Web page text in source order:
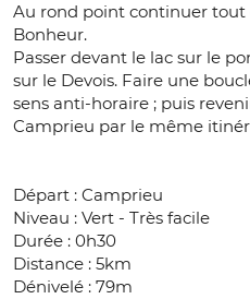
Au rond point continuer
Bonheur.
Passer devant le lac sur le
sur le Devois. Faire une
sens anti-horaire ; puis
Camprieu par le même
Départ : Camprieu
Niveau : Vert - Très facile
Durée : 0h30
Distance : 5km
Dénivelé : 79m